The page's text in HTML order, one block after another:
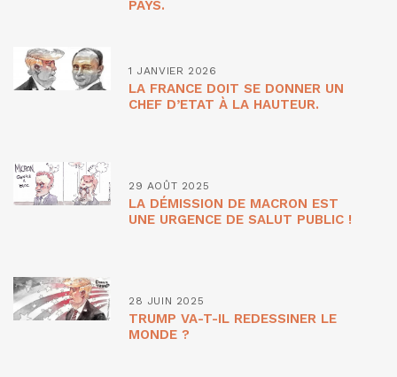
PAYS.
1 JANVIER 2026
LA FRANCE DOIT SE DONNER UN
CHEF D’ETAT À LA HAUTEUR.
29 AOÛT 2025
LA DÉMISSION DE MACRON EST
UNE URGENCE DE SALUT PUBLIC !
28 JUIN 2025
TRUMP VA-T-IL REDESSINER LE
MONDE ?